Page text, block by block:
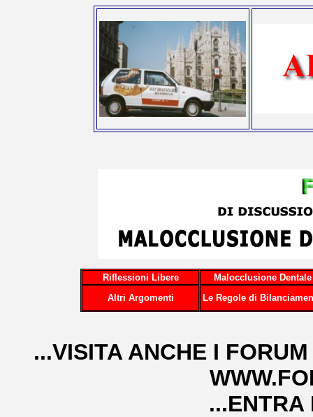
Riflessioni Libere
Malocclusione Dentale
Altri Argomenti
Le Regole di
...VISITA ANCHE I
...ENTRA